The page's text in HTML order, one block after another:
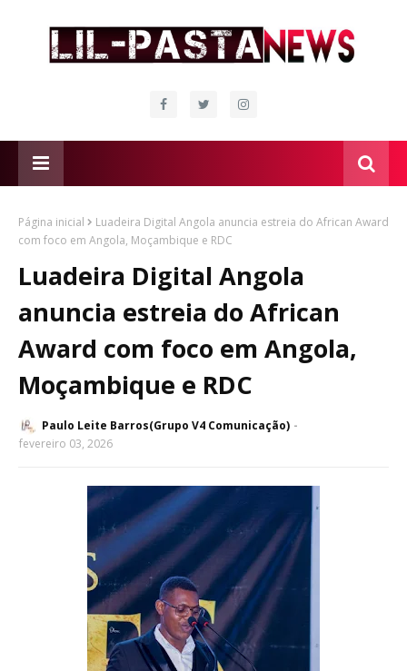
Página inicial
Luadeira Digital Angola anuncia estreia do African Award
com foco em Angola, Moçambique e RDC
Luadeira Digital Angola
anuncia estreia do African
Award com foco em Angola,
Moçambique e RDC
Paulo Leite Barros(Grupo V4 Comunicação)
fevereiro 03, 2026